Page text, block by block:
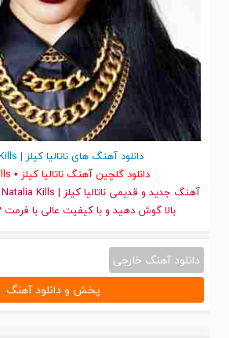
دانلود آهنگ های ناتالیا کیلز | Natalia Kills
دانلود گلچین آهنگ ناتالیا کیلز • Natalia Kills
آهنگ جدید
بالا گوش دهید و با کیفیت عالی با فرمت mp3 دانلود کنید
دانلود آهنگ خارجی
پخش و دانلود آهنگ